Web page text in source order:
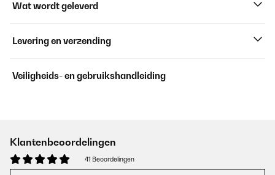
Wat wordt geleverd
Levering en verzending
Veiligheids- en gebruikshandleiding
Klantenbeoordelingen
41 Beoordelingen